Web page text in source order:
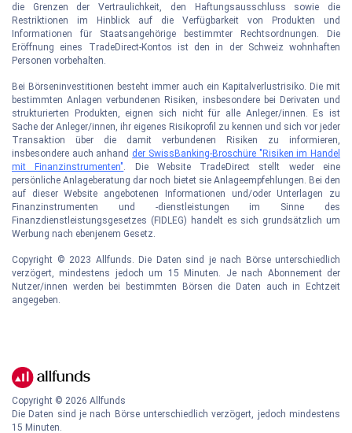
die Grenzen der Vertraulichkeit, den Haftungsausschluss sowie die
Restriktionen im Hinblick auf die Verfügbarkeit von Produkten und
Informationen für Staatsangehörige bestimmter Rechtsordnungen. Die
Eröffnung eines TradeDirect-Kontos ist den in der Schweiz wohnhaften
Personen vorbehalten.
Bei Börseninvestitionen besteht immer auch ein Kapitalverlustrisiko. Die mit
bestimmten Anlagen verbundenen Risiken, insbesondere bei Derivaten und
strukturierten Produkten, eignen sich nicht für alle Anleger/innen. Es ist
Sache der Anleger/innen, ihr eigenes Risikoprofil zu kennen und sich vor jeder
Transaktion über die damit verbundenen Risiken zu informieren,
insbesondere auch anhand der SwissBanking-Broschüre "Risiken im Handel
mit Finanzinstrumenten". Die Website TradeDirect stellt weder eine
persönliche Anlageberatung dar noch bietet sie Anlageempfehlungen. Bei den
auf dieser Website angebotenen Informationen und/oder Unterlagen zu
Finanzinstrumenten und -dienstleistungen im Sinne des
Finanzdienstleistungsgesetzes (FIDLEG) handelt es sich grundsätzlich um
Werbung nach ebenjenem Gesetz.
Copyright © 2023 Allfunds. Die Daten sind je nach Börse unterschiedlich
verzögert, mindestens jedoch um 15 Minuten. Je nach Abonnement der
Nutzer/innen werden bei bestimmten Börsen die Daten auch in Echtzeit
angegeben.
Copyright © 2026 Allfunds
Die Daten sind je nach Börse unterschiedlich verzögert, jedoch mindestens
15 Minuten.